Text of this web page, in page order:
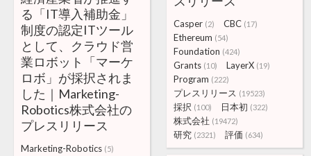
Casper (2) CBC (17)
Ethereum (54)
Foundation (424)
Grants (10) LayerX (19)
Program (222)
プレスリリース (19523)
採択 (100) 日本初 (322)
株式会社 (19472)
研究 (2321) 評価 (634)
る「IT導入補助金」
制度の認定ITツール
として、クラウド営
業ロボット「マーケ
ロボ」が採択されま
した｜Marketing-
Robotics株式会社の
プレスリリース
Marketing-Robotics (5)